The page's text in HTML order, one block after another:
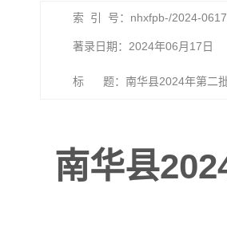
索 引 号：nhxfpb-/2024-
著录日期：2024年06月17日
标 题：南华县2024年第二批
南华县